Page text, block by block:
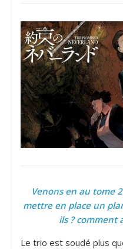
Venons en au tome
mettre en place un
ils ? comment
Le trio est soudé plus